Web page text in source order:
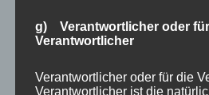
Gründerzeit malerisch
konfrontiert. Mehrlagige
g) Verantwortlicher oder
Verantwortlicher
Verantwortlicher oder für die
Verantwortlicher ist die